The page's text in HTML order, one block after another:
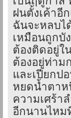
ฝนตั้งเค้าอี
ฉันจะหลบไ
เหมือนถูกบั
ต้องติดอยู่ใ
ต้องอยู่ท่าม
และเปียกป
หยดน้ำตาห
ความเศร้า
อีกนานไหม